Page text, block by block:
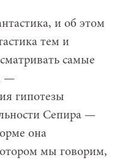
и об этом
тем и
самые
—
гипотезы
Сепира —
она
мы говорим,